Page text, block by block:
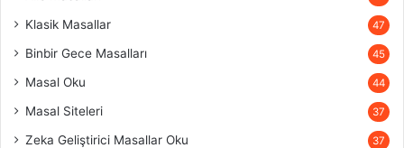
Klasik Masallar 47
Binbir Gece Masalları 45
Masal Oku 44
Masal Siteleri 37
Zeka Geliştirici Masallar Oku 37